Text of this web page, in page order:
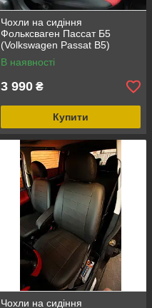
Чохли на сидіння
Фольксваген Пассат Б5
(Volkswagen Passat B5)
(модельні, окремий
підголовник)
В наявності
3 990 ₴
Купити
Чохли на сидіння